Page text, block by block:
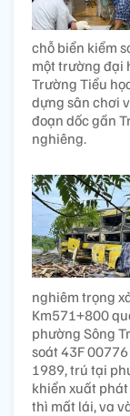
chỗ biển kiểm
một trường đại
Trường Tiểu
dựng sân chơi
đoạn dốc gần
nghiêng.
nghiêm trọng
Km571+800
phường Sông
soát 43F
1989, trú tại
khiển xuất
thì mất lái, va